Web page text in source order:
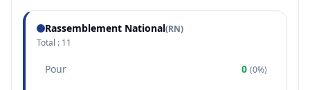
Rassemblement National(RN)
Total : 11
Pour 0 (0%)